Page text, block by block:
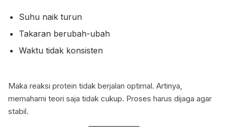
Suhu naik turun
Takaran berubah-ubah
Waktu tidak konsisten
Maka reaksi protein tidak berjalan optimal. Artinya,
memahami teori saja tidak cukup. Proses harus dijaga agar
stabil.